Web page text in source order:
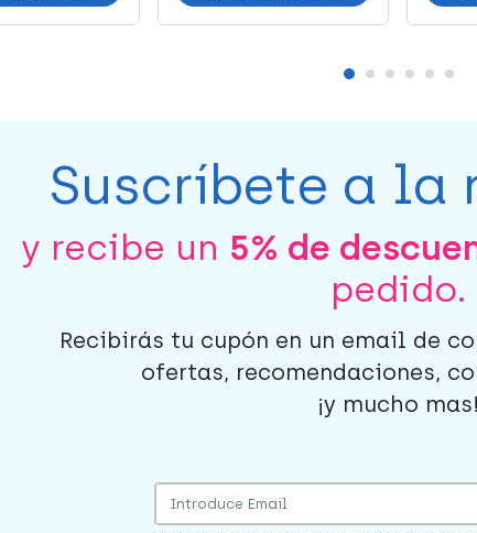
Suscríbete a la
y recibe un 5% de
pedido.
Recibirás tu cupón en un email de
ofertas, recomendaciones,
¡y mucho mas!